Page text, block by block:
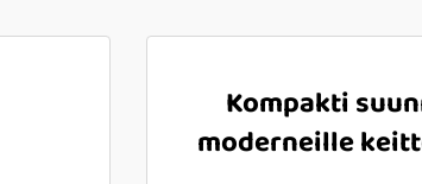
Kompakti
moderneille